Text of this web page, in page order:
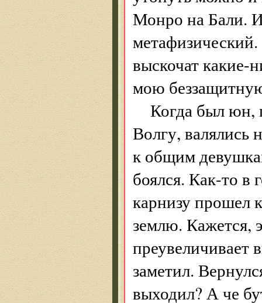
Монро на Бали.
метафизический.
выскочат какие-
мою
Когда был юн,
Волгу, валялись
к общим
боялся. Как-то в
карнизу прошел
землю. Кажется,
преувеличивает
заметил.
выходил? А че